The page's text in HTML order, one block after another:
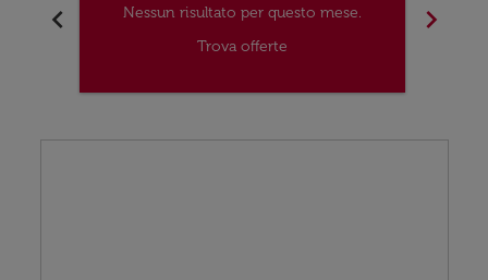
chevron_left
Nessun risultato per questo mese.
Trova offerte
chevron_right